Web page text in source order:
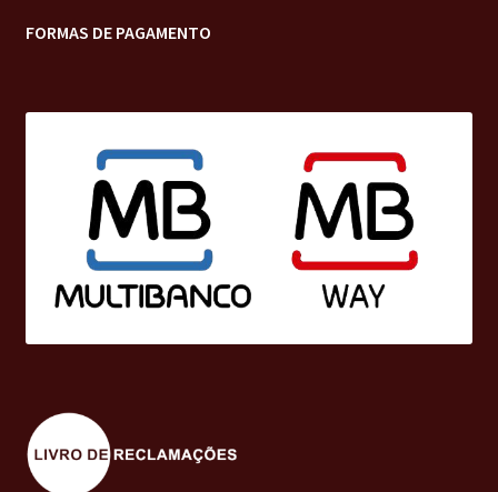
FORMAS DE PAGAMENTO